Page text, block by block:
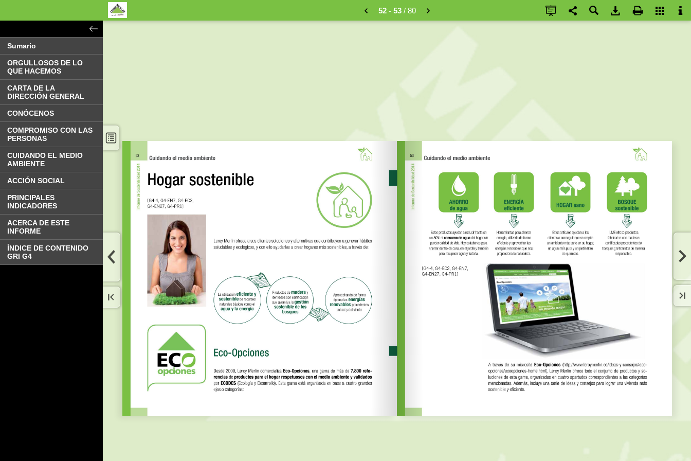
52 - 53/ 80
Sumario
ORGULLOSOS DE LO
QUE HACEMOS
CARTA DE LA
DIRECCIÓN GENERAL
CONÓCENOS
COMPROMISO CON LAS
PERSONAS
CUIDANDO EL MEDIO
AMBIENTE
ACCIÓN SOCIAL
PRINCIPALES
INDICADORES
ACERCA DE ESTE
INFORME
ÍNDICE DE CONTENIDO
GRI G4